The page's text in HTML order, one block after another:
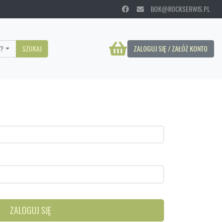
BOK@ROCKSERWIS.PL
ZALOGUJ SIĘ / ZAŁÓŻ KONTO
SZUKAJ
ZALOGUJ SIĘ